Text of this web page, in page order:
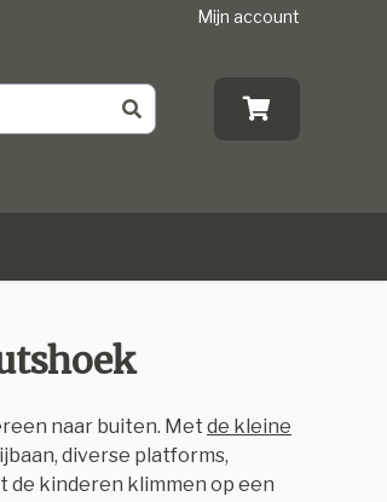
Mijn account
naar buiten. Met de kleine
diverse platforms,
de kinderen klimmen op een